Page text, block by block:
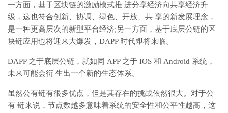
一方面，基于区块链的激励模式推 进分享经济向共享经济升
级，这也符合创新、协调、绿色、开放、共 享的新发展理念，
是一种更高层次的新型平台经济;另一方面，基于底层公链的区
块链应用也将迎来大爆发，DAPP 时代即将来临。
DAPP 之于底层公链，就如同 APP 之于 IOS 和 Android 系统，
未来可能会衍 生出一个新的生态体系。
虽然公有链有很多优点，但是其存在的挑战依然很大。对于公
有 链来说，节点数越多意味着系统的安全性和公平性越高，这